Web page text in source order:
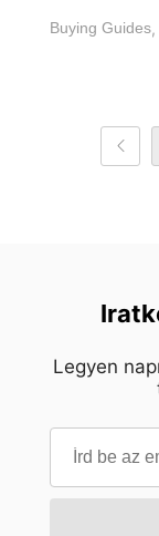
Buying Guides,
Legyen